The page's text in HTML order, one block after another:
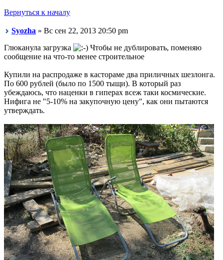
Вернуться к началу
Syozha » Вс сен 22, 2013 20:50 pm
Глюканула загрузка
Чтобы не дублировать, поменяю
сообщение на что-то менее строительное
Купили на распродаже в кастораме два приличных шезлонга.
По 600 рублей (было по 1500 тыщи). В который раз
убеждаюсь, что наценки в гиперах всеж таки космические.
Нифига не "5-10% на закупочную цену", как они пытаются
утверждать.